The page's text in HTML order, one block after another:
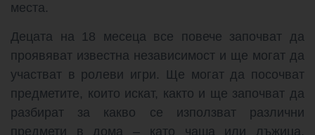
места.
Децата на 18 месеца все повече започват да
проявяват известна независимост и ще могат да
участват в ролеви игри. Ще могат да посочват
предметите, които искат, както и ще започват да
разбират за какво се използват различни
предмети в дома – като чаша или лъжица,